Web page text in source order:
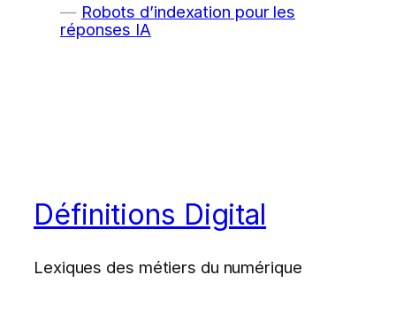
Robots d’indexation pour les
réponses IA
Définitions Digital
Lexiques des métiers du numérique